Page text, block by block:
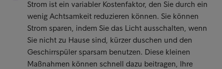
Strom ist ein variabler Kostenfaktor, den Sie durch ein
wenig Achtsamkeit reduzieren können. Sie können
Strom sparen, indem Sie das Licht ausschalten, wenn
Sie nicht zu Hause sind, kürzer duschen und den
Geschirrspüler sparsam benutzen. Diese kleinen
Maßnahmen können schnell dazu beitragen, Ihre